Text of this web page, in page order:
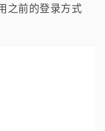
之前的登录方式